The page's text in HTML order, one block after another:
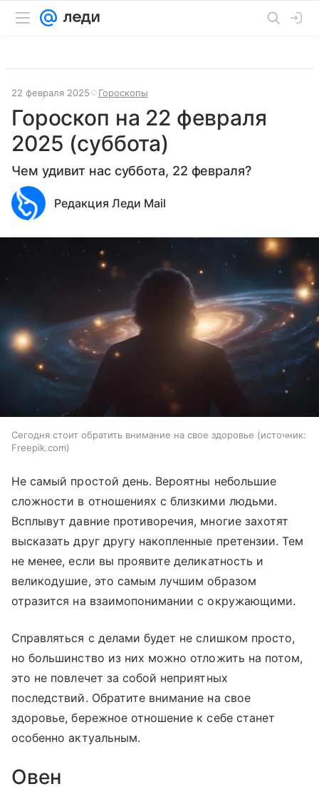
22 февраля 2025 Гороскопы
Гороскоп на 22 февраля
2025 (суббота)
Чем удивит нас суббота, 22 февраля?
Редакция Леди Mail
Сегодня стоит обратить внимание на свое здоровье
источник:
Freepik.com
Не самый простой день. Вероятны небольшие
сложности в отношениях с близкими людьми.
Всплывут давние противоречия, многие захотят
высказать друг другу накопленные претензии. Тем
не менее, если вы проявите деликатность и
великодушие, это самым лучшим образом
отразится на взаимопонимании с окружающими.
Справляться с делами будет не слишком просто,
но большинство из них можно отложить на потом,
это не повлечет за собой неприятных
последствий. Обратите внимание на свое
здоровье, бережное отношение к себе станет
особенно актуальным.
Овен